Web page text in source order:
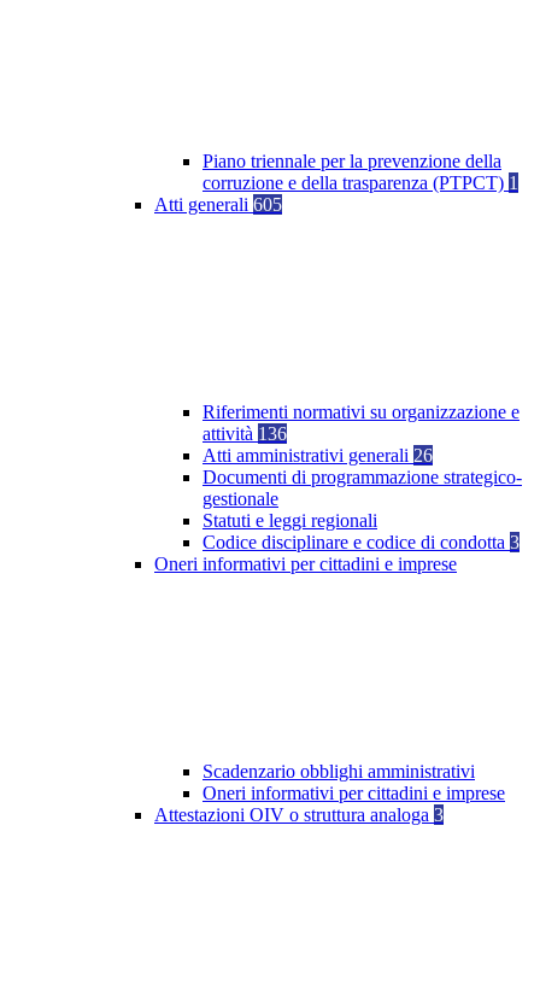
Piano triennale per la prevenzione della
corruzione e della trasparenza (PTPCT) 1
Atti generali 605
Riferimenti normativi su organizzazione e
attività 136
Atti amministrativi generali 26
Documenti di programmazione strategico-
gestionale
Statuti e leggi regionali
Codice disciplinare e codice di condotta 3
Oneri informativi per cittadini e imprese
Scadenzario obblighi amministrativi
Oneri informativi per cittadini e imprese
Attestazioni OIV o struttura analoga 3